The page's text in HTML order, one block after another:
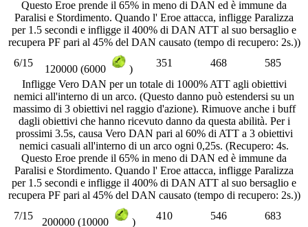
Questo Eroe prende il 65% in meno di DAN ed è immune da
Paralisi e Stordimento. Quando l' Eroe attacca, infligge Paralizza
per 1.5 secondi e infligge il 400% di DAN ATT al suo bersaglio e
recupera PF pari al 45% del DAN causato (tempo di recupero: 2s.))
6/15
120000 (6000 )
351 468
585
Infligge Vero DAN per un totale di 1000% ATT agli obiettivi
nemici all'interno di un arco. (Questo danno può estendersi su un
massimo di 3 obiettivi nel raggio d'azione). Rimuove anche i buff
dagli obiettivi che hanno ricevuto danno da questa abilità. Per i
prossimi 3.5s, causa Vero DAN pari al 60% di ATT a 3 obiettivi
nemici casuali all'interno di un arco ogni 0,25s. (Recupero: 4s.
Questo Eroe prende il 65% in meno di DAN ed è immune da
Paralisi e Stordimento. Quando l' Eroe attacca, infligge Paralizza
per 1.5 secondi e infligge il 400% di DAN ATT al suo bersaglio e
recupera PF pari al 45% del DAN causato (tempo di recupero: 2s.))
7/15
200000 (10000 )
410 546
683